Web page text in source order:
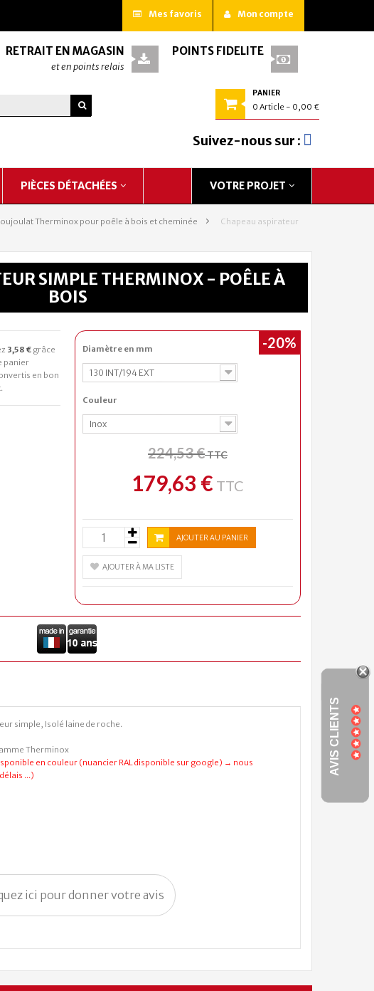
Mes favoris Mon compte
RETRAIT EN MAGASIN
et en points relais
POINTS FIDÉLITÉ
PANIER
0 Article - 0,00 €
Suivez-nous sur :
PIÈCES DÉTACHÉES VOTRE PROJET
Therminox pour poêle à bois et cheminée >
Chapeau aspirateur
SIMPLE THERMINOX - POÊLE À
BOIS
3,58 €grâce
panier
en bon
Diamètre en mm
130 INT/194 EXT
Couleur
Inox
224,53 €TTC
-20%
179,63 € TTC
AJOUTER AU PANIER
AJOUTER À MA LISTE
simple, Isolé laine de roche.
Therminox
disponible en couleur (nuancier RAL disponible sur google) → nous
...)
ici pour donner votre avis
AVIS CLIENTS